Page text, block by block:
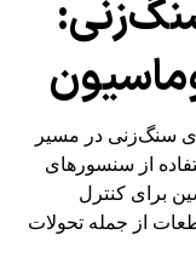
سنگ‌زنی در مسیر
از سنسورهای
برای کنترل
از جمله تحولات